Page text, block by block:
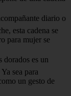
diario o
esta cadena se
para mujer se
dorados es un
sea para
un gesto de